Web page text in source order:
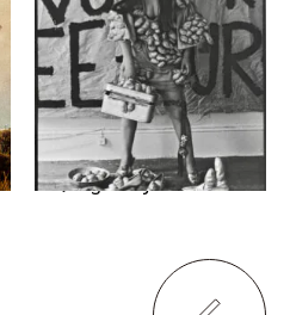
ール
二つのレンズ：ハール父子
が撮った日本の芸術家の肖
像展
LOAF
便利堂コロタイプギャラ
リーgallery I